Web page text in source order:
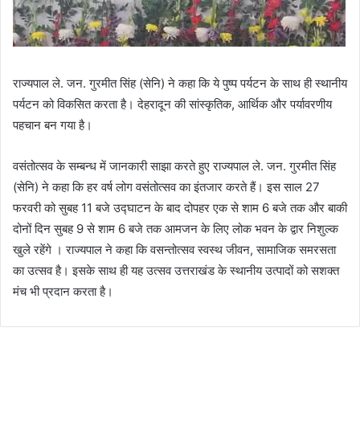
राज्यपाल ले. जन. गुरमीत सिंह (सेनि) ने कहा कि ये पुष्प पर्यटन के साथ ही स्थानीय
पर्यटन को विकसित करता है। देहरादून की सांस्कृतिक, आर्थिक और पर्यावरणीय
पहचान बन गया है।
वसंतोत्सव के सम्बन्ध में जानकारी साझा करते हुए राज्यपाल ले. जन. गुरमीत सिंह
(सेनि) ने कहा कि हर वर्ष लोग वसंतोत्सव का इंतजार करते हैं। इस साल 27
फरवरी को सुबह 11 बजे उद्घाटन के बाद दोपहर एक से शाम 6 बजे तक और बाकी
दोनों दिन सुबह 9 से शाम 6 बजे तक आमजन के लिए लोक भवन के द्वार निशुल्क
खुले रहेंगे । राज्यपाल ने कहा कि वसन्तोत्सव स्वस्थ जीवन, सामाजिक समरसता
का उत्सव है। इसके साथ ही यह उत्सव उत्तराखंड के स्थानीय उत्पादों को सशक्त
मंच भी प्रदान करता है।